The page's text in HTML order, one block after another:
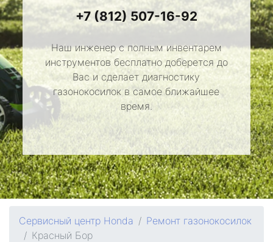
+7 (812) 507-16-92
Наш инженер с полным инвентарем
инструментов бесплатно доберется до
Вас и сделает диагностику
газонокосилок в самое ближайшее
время.
Сервисный центр Honda
Ремонт газонокосилок
Красный Бор